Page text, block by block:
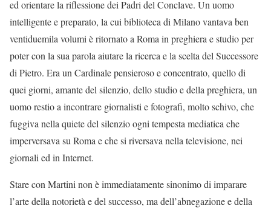
ed orientare la riflessione dei Padri del Conclave. Un uomo
intelligente e preparato, la cui biblioteca di Milano vantava ben
ventiduemila volumi è ritornato a Roma in preghiera e studio per
poter con la sua parola aiutare la ricerca e la scelta del Successore
di Pietro. Era un Cardinale pensieroso e concentrato, quello di
quei giorni, amante del silenzio, dello studio e della preghiera, un
uomo restio a incontrare giornalisti e fotografi, molto schivo, che
fuggiva nella quiete del silenzio ogni tempesta mediatica che
imperversava su Roma e che si riversava nella televisione, nei
giornali ed in Internet.
Stare con Martini non è immediatamente sinonimo di imparare
l’arte della notorietà e del successo, ma dell’abnegazione e della